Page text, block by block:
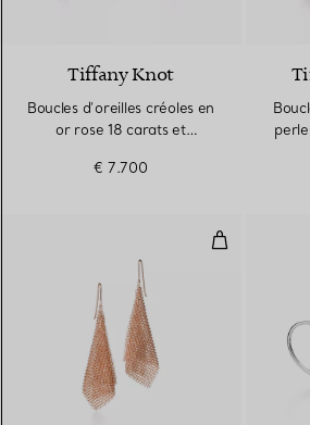
Tiffany Knot
Boucles d’oreilles créoles en
or rose 18 carats et
€ 7.700
Boucles